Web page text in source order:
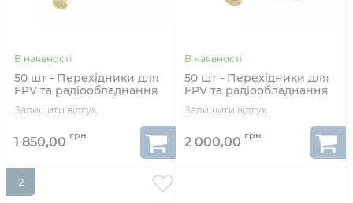
50 шт - Перехідники для
FPV та радіообладнання
(RP-SMA M - RP-SMA F
прямий)
1 850,00
50 шт - Перехідники для
FPV та радіообладнання
(RP-SMA M - RP-SMA M
прямий)
2 000,00
2